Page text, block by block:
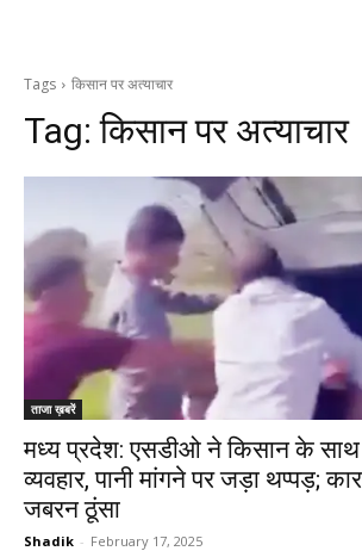
Tags किसान पर अत्याचार
Tag:किसान पर अत्याचार
ताजा ख़बरें
मध्य प्रदेश: एसडीओ ने किसान के साथ
व्यवहार, पानी मांगने पर जड़ा थप्पड़;
जबरन ठूंसा
Shadik - February 17, 2025